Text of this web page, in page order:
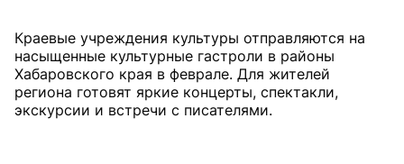
Краевые учреждения культуры отправляются на
насыщенные культурные гастроли в районы
Хабаровского края в феврале. Для жителей
региона готовят яркие концерты, спектакли,
экскурсии и встречи с писателями.